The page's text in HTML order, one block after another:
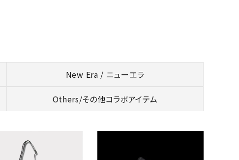
New Era / ニューエラ
Others/その他コラボアイテム